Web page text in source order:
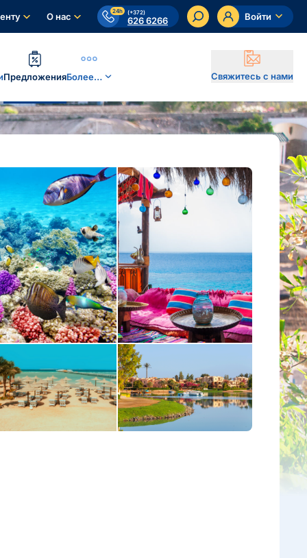
О нас 24h (+372)
626 6266 Войти
ПредложенияБолее… Свяжитесь с нами